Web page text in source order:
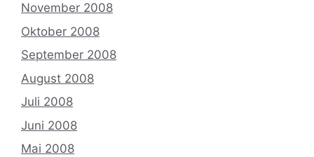
November 2008
Oktober 2008
September 2008
August 2008
Juli 2008
Juni 2008
Mai 2008